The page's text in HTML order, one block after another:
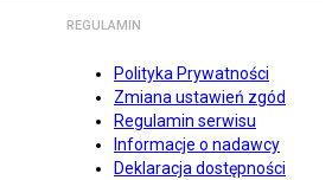
REGULAMIN
Polityka Prywatności
Zmiana ustawień zgód
Regulamin serwisu
Informacje o nadawcy
Deklaracja dostępności